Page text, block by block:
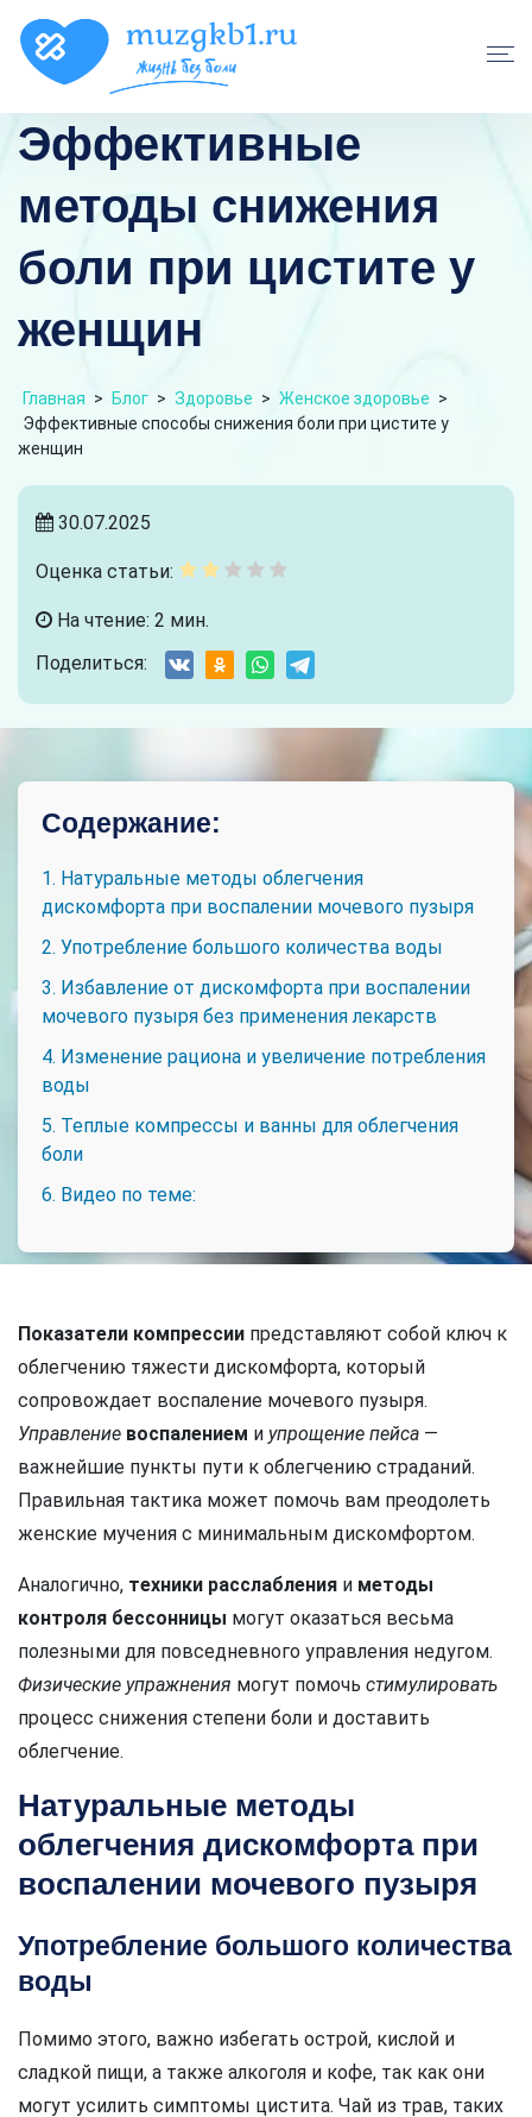
Эффективные
методы снижения
боли при цистите у
женщин
Главная > Блог > Здоровье > Женское здоровье >
Эффективные способы снижения боли при цистите у
женщин
30.07.2025
Оценка статьи:
На чтение: 2 мин.
Поделиться:
Содержание:
1. Натуральные методы облегчения
дискомфорта при воспалении мочевого пузыря
2. Употребление большого количества воды
3. Избавление от дискомфорта при воспалении
мочевого пузыря без применения лекарств
4. Изменение рациона и увеличение потребления
воды
5. Теплые компрессы и ванны для облегчения
боли
6. Видео по теме:
Показатели компрессии представляют собой ключ к
облегчению тяжести дискомфорта, который
сопровождает воспаление мочевого пузыря.
Управление воспалением и упрощение пейса —
важнейшие пункты пути к облегчению страданий.
Правильная тактика может помочь вам преодолеть
женские мучения с минимальным дискомфортом.
Аналогично, техники расслабления и методы
контроля бессонницы могут оказаться весьма
полезными для повседневного управления недугом.
Физические упражнения могут помочь стимулировать
процесс снижения степени боли и доставить
облегчение.
Натуральные методы
облегчения дискомфорта при
воспалении мочевого пузыря
Употребление большого количества
воды
Помимо этого, важно избегать острой, кислой и
сладкой пищи, а также алкоголя и кофе, так как они
могут усилить симптомы цистита. Чай из трав, таких